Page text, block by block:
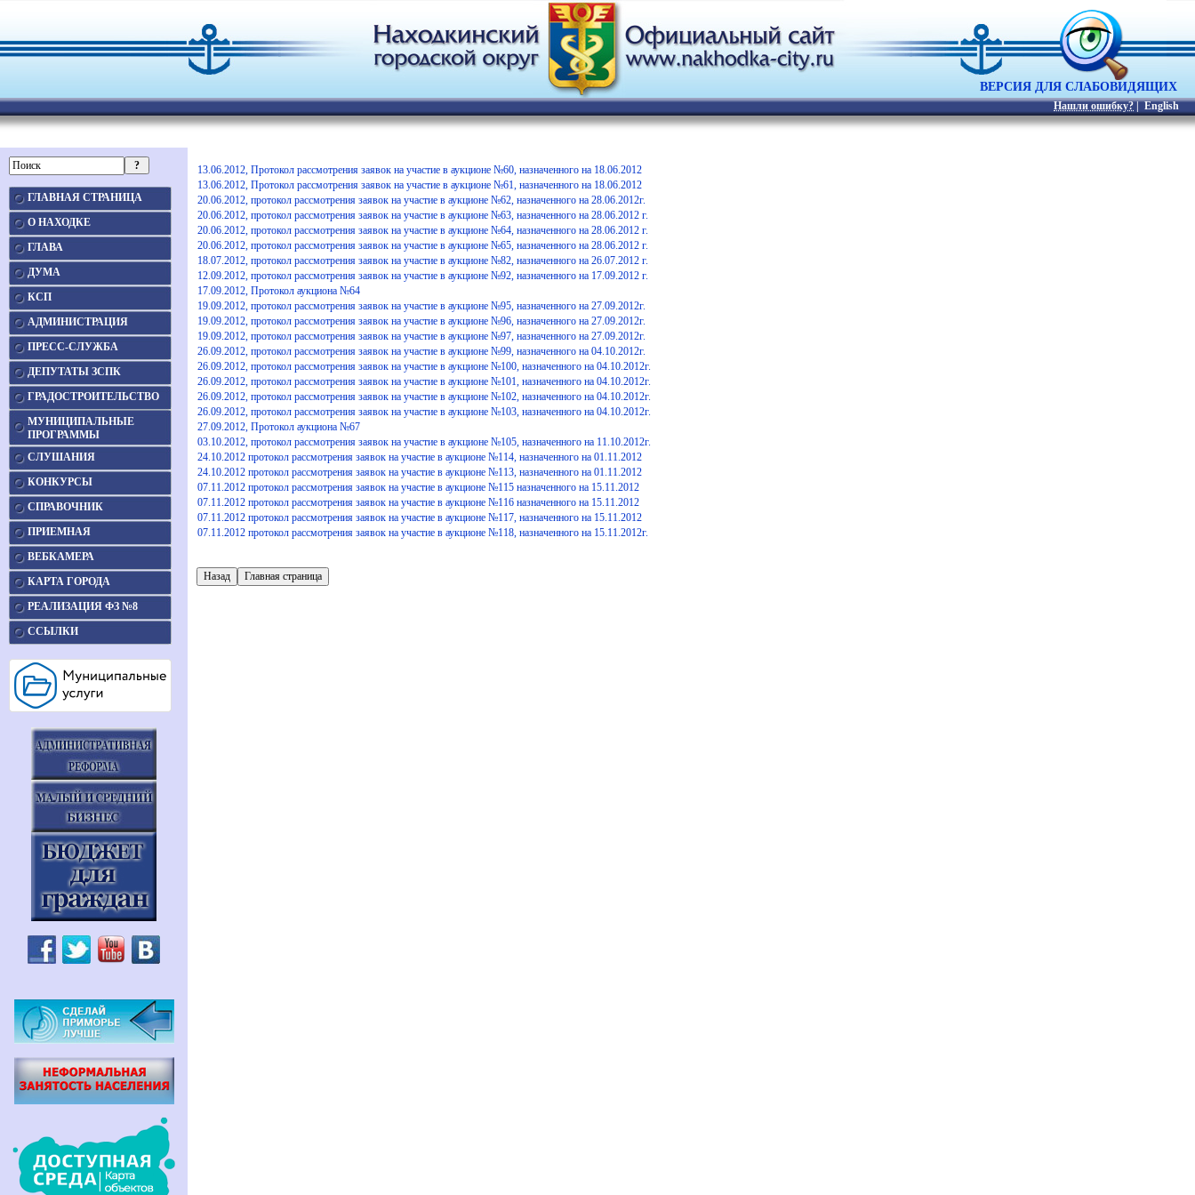
Нашли ошибку? English
ГЛАВНАЯ СТРАНИЦА
О НАХОДКЕ
ГЛАВА
ДУМА
КСП
АДМИНИСТРАЦИЯ
ПРЕСС-СЛУЖБА
ДЕПУТАТЫ ЗСПК
ГРАДОСТРОИТЕЛЬСТВО
МУНИЦИПАЛЬНЫЕ
ПРОГРАММЫ
СЛУШАНИЯ
КОНКУРСЫ
СПРАВОЧНИК
ПРИЕМНАЯ
ВЕБКАМЕРА
КАРТА ГОРОДА
РЕАЛИЗАЦИЯ ФЗ №8
ССЫЛКИ
13.06.2012, Протокол рассмотрения заявок на участие в аукционе №60, назначенного на 18.06.2012
13.06.2012, Протокол рассмотрения заявок на участие в аукционе №61, назначенного на 18.06.2012
20.06.2012, протокол рассмотрения заявок на участие в аукционе №62, назначенного на 28.06.2012г.
20.06.2012, протокол рассмотрения заявок на участие в аукционе №63, назначенного на 28.06.2012 г.
20.06.2012, протокол рассмотрения заявок на участие в аукционе №64, назначенного на 28.06.2012 г.
20.06.2012, протокол рассмотрения заявок на участие в аукционе №65, назначенного на 28.06.2012 г.
18.07.2012, протокол рассмотрения заявок на участие в аукционе №82, назначенного на 26.07.2012 г.
12.09.2012, протокол рассмотрения заявок на участие в аукционе №92, назначенного на 17.09.2012 г.
17.09.2012, Протокол аукциона №64
19.09.2012, протокол рассмотрения заявок на участие в аукционе №95, назначенного на 27.09.2012г.
19.09.2012, протокол рассмотрения заявок на участие в аукционе №96, назначенного на 27.09.2012г.
19.09.2012, протокол рассмотрения заявок на участие в аукционе №97, назначенного на 27.09.2012г.
26.09.2012, протокол рассмотрения заявок на участие в аукционе №99, назначенного на 04.10.2012г.
26.09.2012, протокол рассмотрения заявок на участие в аукционе №100, назначенного на 04.10.2012г.
26.09.2012, протокол рассмотрения заявок на участие в аукционе №101, назначенного на 04.10.2012г.
26.09.2012, протокол рассмотрения заявок на участие в аукционе №102, назначенного на 04.10.2012г.
26.09.2012, протокол рассмотрения заявок на участие в аукционе №103, назначенного на 04.10.2012г.
27.09.2012, Протокол аукциона №67
03.10.2012, протокол рассмотрения заявок на участие в аукционе №105, назначенного на 11.10.2012г.
24.10.2012 протокол рассмотрения заявок на участие в аукционе №114, назначенного на 01.11.2012
24.10.2012 протокол рассмотрения заявок на участие в аукционе №113, назначенного на 01.11.2012
07.11.2012 протокол рассмотрения заявок на участие в аукционе №115 назначенного на 15.11.2012
07.11.2012 протокол рассмотрения заявок на участие в аукционе №116 назначенного на 15.11.2012
07.11.2012 протокол рассмотрения заявок на участие в аукционе №117, назначенного на 15.11.2012
07.11.2012 протокол рассмотрения заявок на участие в аукционе №118, назначенного на 15.11.2012г.
ВЕРСИЯ ДЛЯ СЛАБОВИДЯЩИХ